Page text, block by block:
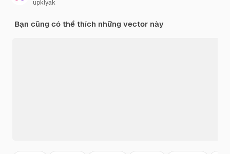
upklyak
Bạn cũng có thể thích những vector này